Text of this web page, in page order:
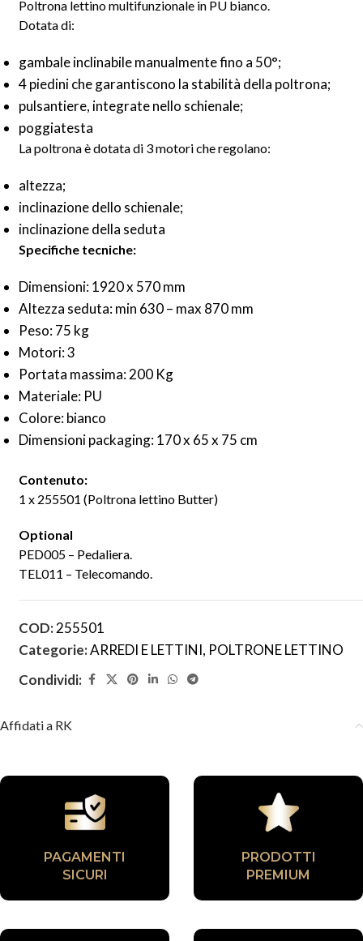
Poltrona lettino multifunzionale in PU bianco.
Dotata di:
gambale inclinabile manualmente fino a 50°;
4 piedini che garantiscono la stabilità della poltrona;
pulsantiere, integrate nello schienale;
poggiatesta
La poltrona è dotata di 3 motori che regolano:
altezza;
inclinazione dello schienale;
inclinazione della seduta
Specifiche tecniche:
Dimensioni: 1920 x 570 mm
Altezza seduta: min 630 – max 870 mm
Peso: 75 kg
Motori: 3
Portata massima: 200 Kg
Materiale: PU
Colore: bianco
Dimensioni packaging: 170 x 65 x 75 cm
Contenuto:
1 x 255501 (Poltrona lettino Butter)
Optional
PED005 – Pedaliera.
TEL011 – Telecomando.
COD:255501
Categorie:ARREDI E LETTINI, POLTRONE LETTINO
Condividi:
Affidati a RK
PAGAMENTI
SICURI
PRODOTTI
PREMIUM